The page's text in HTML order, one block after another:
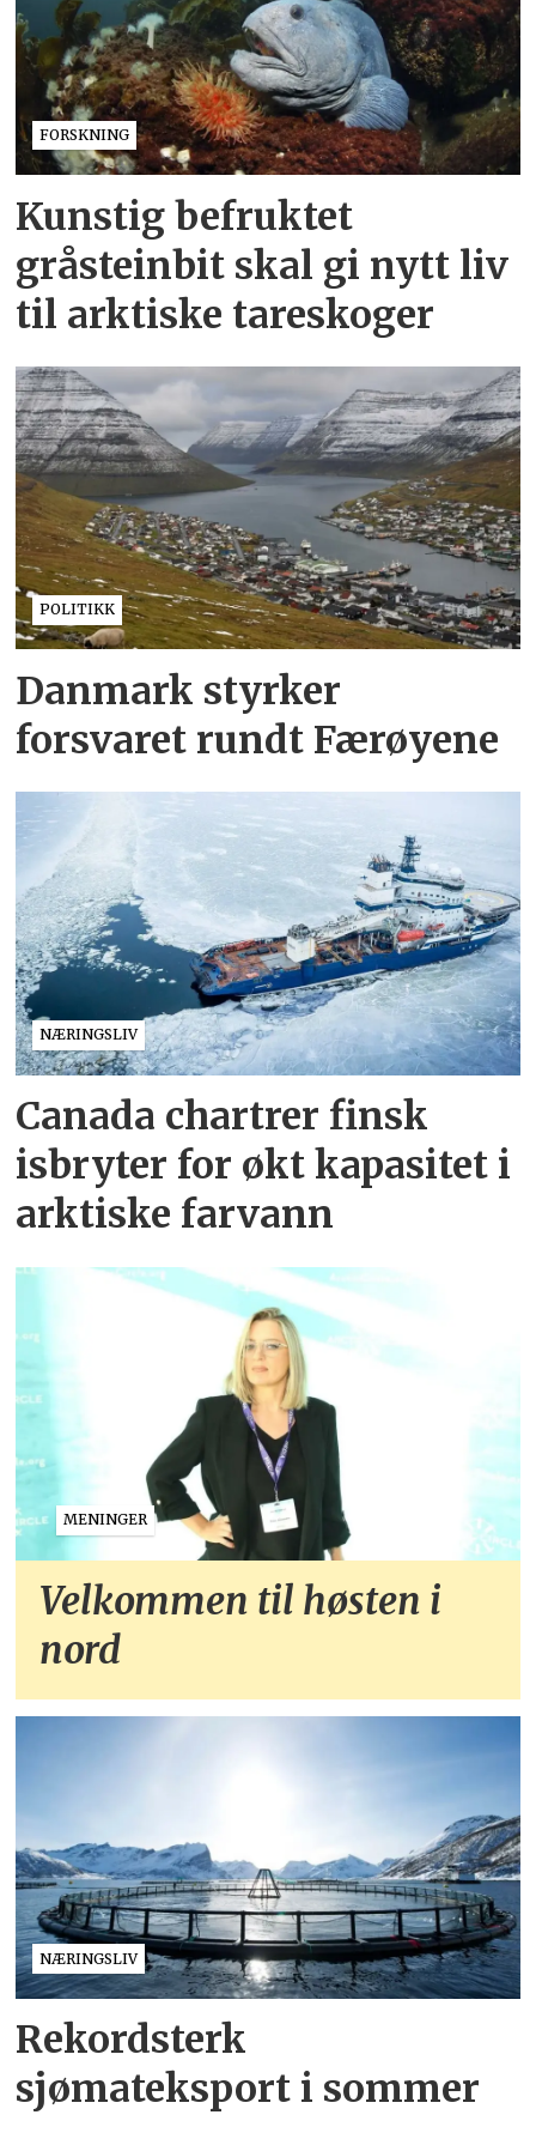
FORSKNING
Kunstig befruktet
gråsteinbit skal gi nytt liv
til arktiske tareskoger
POLITIKK
Danmark styrker
forsvaret rundt Færøyene
NÆRINGSLIV
Canada chartrer finsk
isbryter for økt kapasitet i
arktiske farvann
MENINGER
Velkommen til høsten i
nord
NÆRINGSLIV
Rekordsterk
sjømateksport i sommer